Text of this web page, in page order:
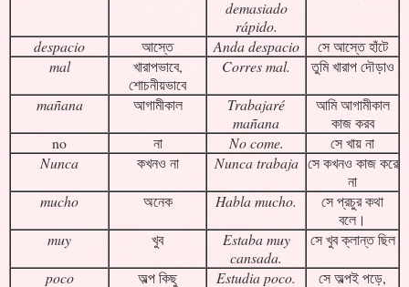
demasiado
rápido.
despacio আস্তে Anda despacio
সে আস্তে হাঁটে
mal
খারাপভাবে,
শোচনীয়ভাবে
Corres mal.
তুমি খারাপ দৌড়াও
mañana
আগামীকাল
Trabajaré
mañana
আমি আগামীকাল
কাজ করব
no
না No come.
সে খায় না
Nunca
কখনও না Nunca trabaja সে কখনও কাজ করে
না
mucho
অনেক Habla mucho.
সে প্রচুর কথা
বলে।
muy
খুব
Estaba muy
cansada.
সে খুব ক্লান্ত ছিল
poco
অল্প কিছু
Estudia poco.
সে অল্পই পড়ে,